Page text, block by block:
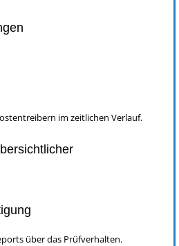
im zeitlichen Verlauf.
über das Prüfverhalten.